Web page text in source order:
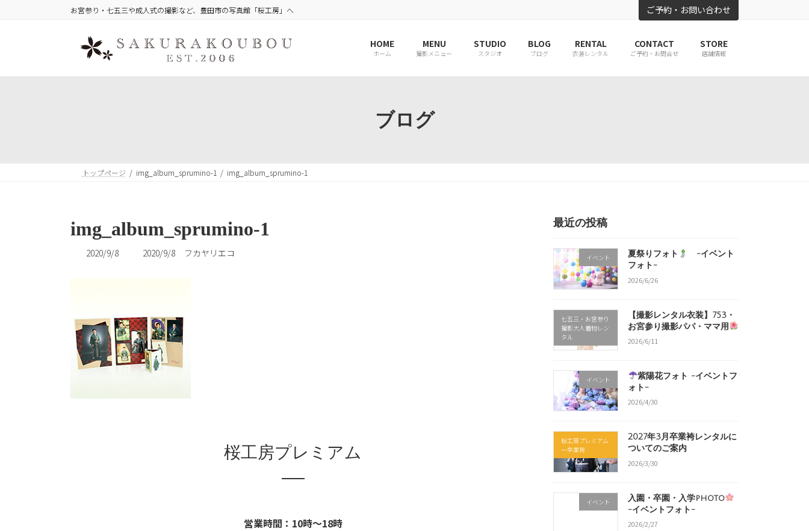
へ
ョ
お宮参り・七五三や成人式の撮影など、豊田市の写真館「桜工房」へ ご予約・お問い合わせ
HOME
ホーム
MENU
撮影メニュー
STUDIO
スタジオ
BLOG
ブログ
RENTAL
衣装レンタル
CONTACT
ご予約・お問合せ
STORE
店舗情報
ブログ
トップページ img_album_sprumino-1 img_album_sprumino-1
img_album_sprumino-1
2020/9/8
最
:
2020/9/8 フカヤリエコ
桜工房プレミアム
営業時間：10時～18時
最近の投稿
イベント 夏祭りフォト
-イベント
フォト-
2026/6/26
七五三・お宮参り
撮影大人着物レン
タル
【撮影レンタル衣装】753・
お宮参り撮影パパ・ママ用
2026/6/11
イベント
紫陽花フォト -イベントフ
ォト-
2026/4/30
桜工房プレミアム
－卒業袴
2027年3月卒業袴レンタルに
ついてのご案内
2026/3/30
イベント
入園・卒園・入学photo
-イベントフォト-
2026/2/27